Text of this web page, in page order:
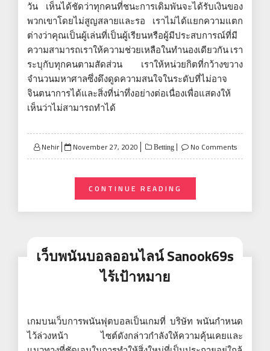
วัน เห็นได้ชัดว่าทุกคนที่ชนะการเดิมพันจะได้รับเงินของ
พวกเขาโดยไม่สูญสลายและรอ เราไม่ได้แยกความแตก
ต่างว่าคุณเป็นผู้เล่นที่เป็นผู้เรียนหรือผู้มีประสบการณ์ที่มี
ความสามารถเราให้ความช่วยเหลือในทำนองเดียวกัน เรา
ระบุกับทุกคนตามสัดส่วน เราให้หน่วยกิตที่กว้างขวาง
จำนวนมหาศาลซึ่งดึงดูดความสนใจในระดับที่ไม่อาจ
จินตนาการได้และสิ่งที่น่าทึ่งอย่างต่อเนื่องเพื่อแสดงให้
เห็นว่าไม่สามารถทำได้
Nehir
Posted
on
November 27, 2020 Betting No Comments
CONTINUE READING
เว็บพนันบอลออนไลน์ Sanook69s
ไร้เป้าหมาย
เกมบนเว็บการพนันฟุตบอลเป็นเกมที่ บริษัท พนันกำหนด
ไว้ล่วงหน้า ไซต์ดังกล่าวกำลังให้ความคุ้นเคยและ